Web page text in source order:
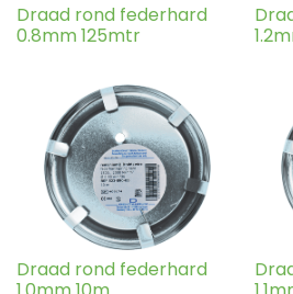
Draad rond federhard
0.8mm 125mtr
Draad rond federhard